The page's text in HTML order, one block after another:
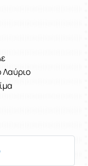
Λαύριο